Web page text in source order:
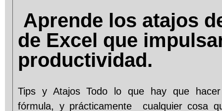
Aprende los atajos
de Excel que
productividad.
Tips y Atajos Todo lo que hay que
fórmula, y prácticamente cualquier cosa